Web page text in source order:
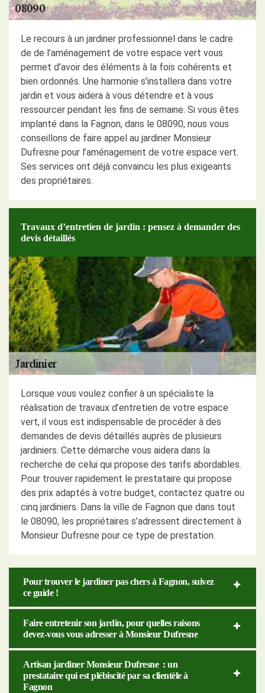
Le recours à un jardiner professionnel dans le cadre
de de l’aménagement de votre espace vert vous
permet d’avoir des éléments à la fois cohérents et
bien ordonnés. Une harmonie s’installera dans votre
jardin et vous aidera à vous détendre et à vous
ressourcer pendant les fins de semaine. Si vous êtes
implanté dans la Fagnon, dans le 08090, nous vous
conseillons de faire appel au jardiner Monsieur
Dufresne pour l’aménagement de votre espace vert.
Ses services ont déjà convaincu les plus exigeants
des propriétaires.
Travaux d’entretien de jardin : pensez à demander des
devis détaillés
Lorsque vous voulez confier à un spécialiste la
réalisation de travaux d’entretien de votre espace
vert, il vous est indispensable de procéder à des
demandes de devis détaillés auprès de plusieurs
jardiniers. Cette démarche vous aidera dans la
recherche de celui qui propose des tarifs abordables.
Pour trouver rapidement le prestataire qui propose
des prix adaptés à votre budget, contactez quatre ou
cinq jardiniers. Dans la ville de Fagnon que dans tout
le 08090, les propriétaires s’adressent directement à
Monsieur Dufresne pour ce type de prestation.
Pour trouver le jardiner pas chers à Fagnon, suivez
ce guide !
Faire entretenir son jardin, pour quelles raisons
devez-vous vous adresser à Monsieur Dufresne
Artisan jardiner Monsieur Dufresne : un
prestataire qui est plébiscité par sa clientèle à
Fagnon